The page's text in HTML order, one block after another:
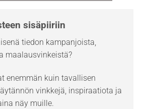
sisäpiiriin
tiedon kampanjoista,
maalausvinkeistä?
enemmän kuin tavallisen
vinkkejä, inspiraatiota ja
näy muille.